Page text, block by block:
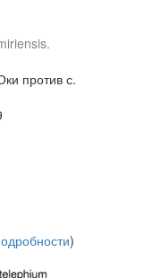
против с.
)